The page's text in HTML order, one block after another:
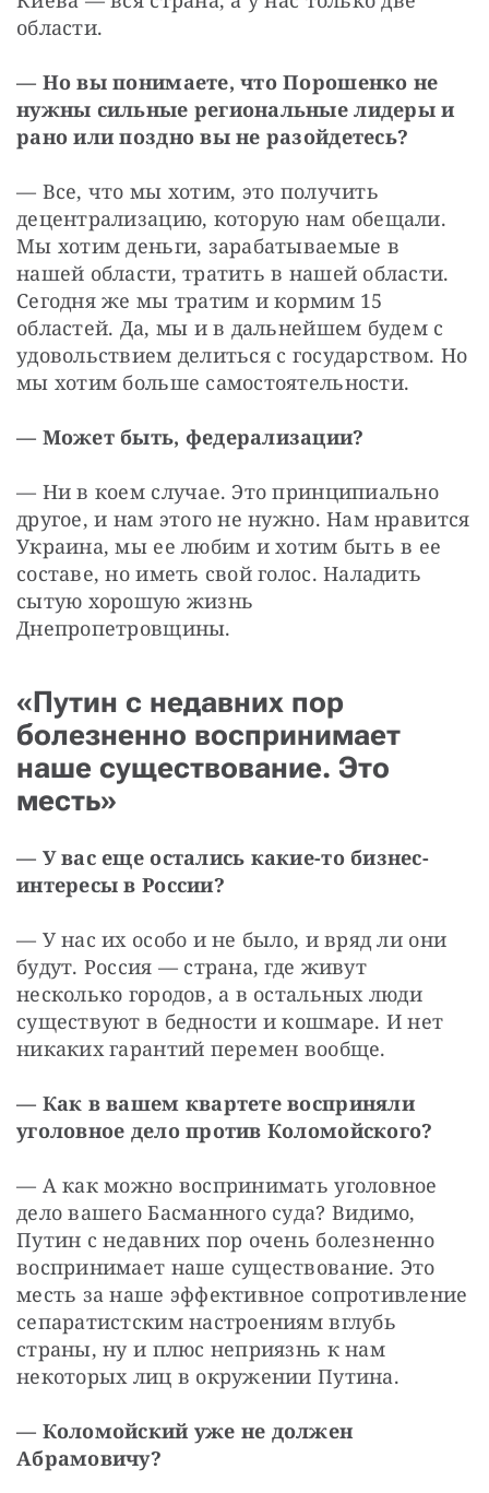
области.
— Но вы понимаете, что Порошенко не
нужны сильные региональные лидеры и
рано или поздно вы не разойдетесь?
— Все, что мы хотим, это получить
децентрализацию, которую нам обещали.
Мы хотим деньги, зарабатываемые в
нашей области, тратить в нашей области.
Сегодня же мы тратим и кормим 15
областей. Да, мы и в дальнейшем будем с
удовольствием делиться с государством. Но
мы хотим больше самостоятельности.
— Может быть, федерализации?
— Ни в коем случае. Это принципиально
другое, и нам этого не нужно. Нам нравится
Украина, мы ее любим и хотим быть в ее
составе, но иметь свой голос. Наладить
сытую хорошую жизнь
Днепропетровщины.
«Путин с недавних пор
болезненно воспринимает
наше существование. Это
месть»
— У вас еще остались какие-то бизнес-
интересы в России?
— У нас их особо и не было, и вряд ли они
будут. Россия — страна, где живут
несколько городов, а в остальных люди
существуют в бедности и кошмаре. И нет
никаких гарантий перемен вообще.
— Как в вашем квартете восприняли
уголовное дело против Коломойского?
— А как можно воспринимать уголовное
дело вашего Басманного суда? Видимо,
Путин с недавних пор очень болезненно
воспринимает наше существование. Это
месть за наше эффективное сопротивление
сепаратистским настроениям вглубь
страны, ну и плюс неприязнь к нам
некоторых лиц в окружении Путина.
— Коломойский уже не должен
Абрамовичу?